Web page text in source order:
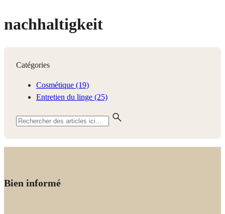
nachhaltigkeit
Catégories
Cosmétique (19)
Entretien du linge (25)
Bien informé